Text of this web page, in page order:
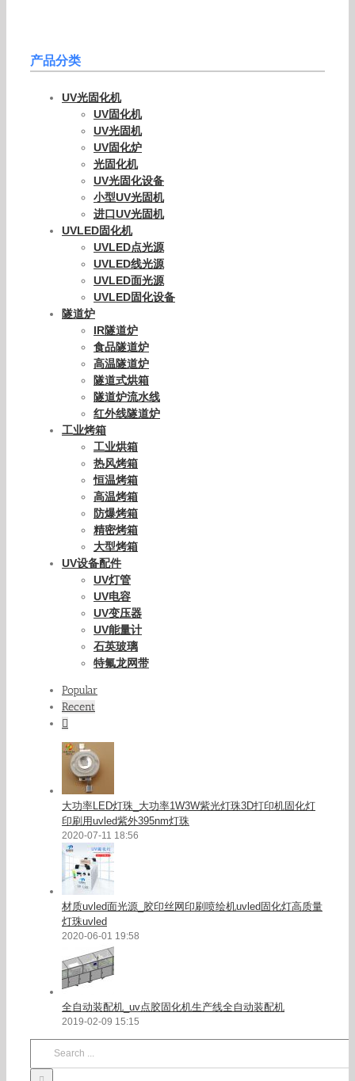
产品分类
UV光固化机
UV固化机
UV光固机
UV固化炉
光固化机
UV光固化设备
小型UV光固机
进口UV光固机
UVLED固化机
UVLED点光源
UVLED线光源
UVLED面光源
UVLED固化设备
隧道炉
IR隧道炉
食品隧道炉
高温隧道炉
隧道式烘箱
隧道炉流水线
红外线隧道炉
工业烤箱
工业烘箱
热风烤箱
恒温烤箱
高温烤箱
防爆烤箱
精密烤箱
大型烤箱
UV设备配件
UV灯管
UV电容
UV变压器
UV能量计
石英玻璃
特氟龙网带
Popular
Recent
大功率LED灯珠_大功率1W3W紫光灯珠3D打印机固化灯
印刷用uvled紫外395nm灯珠
2020-07-11 18:56
材质uvled面光源_胶印丝网印刷喷绘机uvled固化灯高质量
灯珠uvled
2020-06-01 19:58
全自动装配机_uv点胶固化机生产线全自动装配机
2019-02-09 15:15